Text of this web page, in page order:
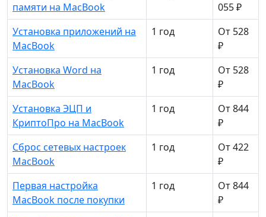
памяти на MacBook
055 ₽
Установка приложений на
MacBook
1 год
От 528
₽
Установка Word на
MacBook
1 год
От 528
₽
Установка ЭЦП и
КриптоПро на MacBook
1 год
От 844
₽
Сброс сетевых настроек
MacBook
1 год
От 422
₽
Первая настройка
MacBook после покупки
1 год
От 844
₽